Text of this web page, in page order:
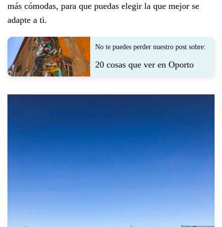
más cómodas, para que puedas elegir la que mejor se
adapte a ti.
No te puedes perder nuestro post sobre:
20 cosas que ver en Oporto